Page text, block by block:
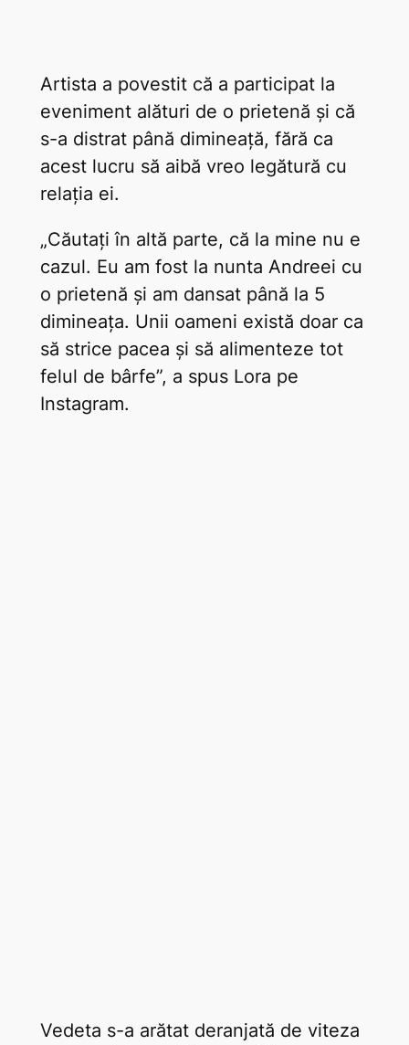
Artista a povestit că a participat la
eveniment alături de o prietenă și că
s-a distrat până dimineață, fără ca
acest lucru să aibă vreo legătură cu
relația ei.
„Căutați în altă parte, că la mine nu e
cazul. Eu am fost la nunta Andreei cu
o prietenă și am dansat până la 5
dimineața. Unii oameni există doar ca
să strice pacea și să alimenteze tot
felul de bârfe”, a spus Lora pe
Instagram.
Vedeta s-a arătat deranjată de viteza